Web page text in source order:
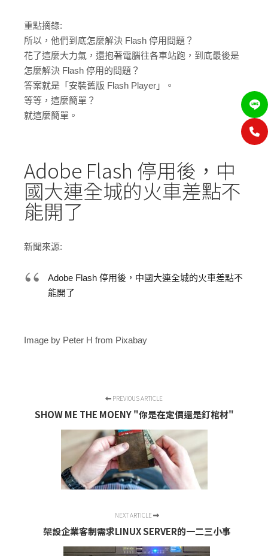
重點摘錄:
所以，他們到底怎麼解決 Flash 停用問題？
花了這麼大力氣，還抱著電腦往各車站跑，到底最後是
怎麼解決 Flash 停用的問題？
答案就是「安裝舊版 Flash Player」。
等等，這麼簡單？
就這麼簡單。
Adobe Flash 停用後，中
國大連全城的火車差點不
能開了
新聞來源:
Adobe Flash 停用後，中國大連全城的火車差點不
能開了
Image by Peter H from Pixabay
PREVIOUS ARTICLE
SHOW ME THE MOENY "你是在定價還是釘棺材"
NEXT ARTICLE
架設企業客制需求LINUX SERVER的一二三小事